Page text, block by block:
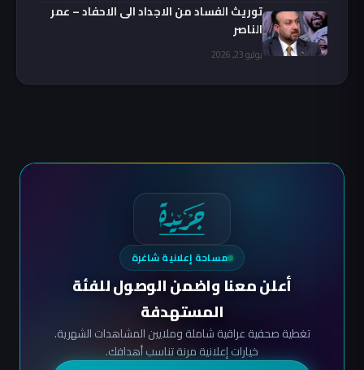
توريث الفساد من الاجداد الى الاحفاد – عمر
الناصر
يوليو 23, 2026
مساحة إعلانية شاغرة
أعلن معنا واضمن الوصول للفئة
المستهدفة
تغطية صحفية عراقية شاملة وملايين المشاهدات الشهرية.
خيارات إعلانية مرنة تناسب أهدافك.